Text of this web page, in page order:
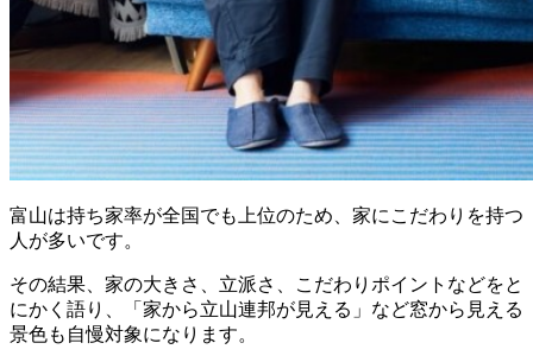
富山は持ち家率が全国でも上位のため、家にこだわりを持つ
人が多いです。
その結果、家の大きさ、立派さ、こだわりポイントなどをと
にかく語り、「家から立山連邦が見える」など窓から見える
景色も自慢対象になります。